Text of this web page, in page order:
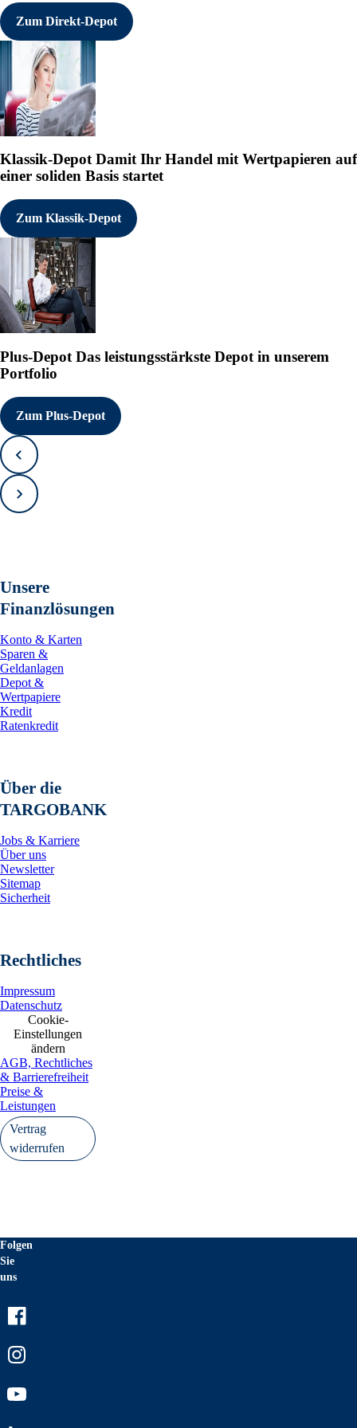
Zum Direkt-Depot
Klassik-DepotDamit Ihr Handel mit Wertpapieren auf
einer soliden Basis startet
Zum Klassik-Depot
Plus-Depot Das leistungsstärkste Depot in unserem
Portfolio
Zum Plus-Depot
Zurück
Vorwärts
Unsere
Finanzlösungen
Konto & Karten
Sparen &
Geldanlagen
Depot &
Wertpapiere
Kredit
Ratenkredit
Über die
TARGOBANK
Jobs & Karriere
Über uns
Newsletter
Sitemap
Sicherheit
Rechtliches
Impressum
Datenschutz
Cookie-
Einstellungen
ändern
AGB, Rechtliches
& Barrierefreiheit
Preise &
Leistungen
Vertrag
widerrufen
Folgen
Sie
uns
Youtube